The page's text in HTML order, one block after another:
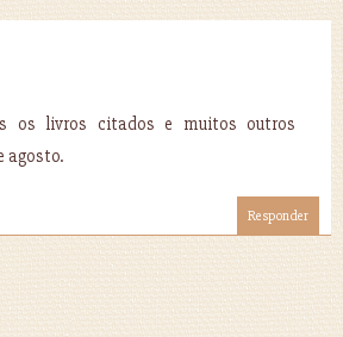
os livros citados e muitos outros
agosto.
Responder